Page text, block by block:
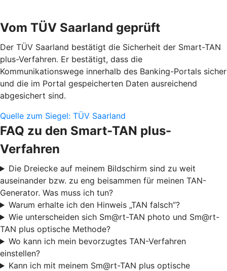
Vom TÜV Saarland geprüft
Der TÜV Saarland bestätigt die Sicherheit der Smart-TAN
plus-Verfahren. Er bestätigt, dass die
Kommunikationswege innerhalb des Banking-Portals sicher
und die im Portal gespeicherten Daten ausreichend
abgesichert sind.
Quelle zum Siegel: TÜV Saarland
FAQ zu den Smart-TAN plus-
Verfahren
Die Dreiecke auf meinem Bildschirm sind zu weit
auseinander bzw. zu eng beisammen für meinen TAN-
Generator. Was muss ich tun?
Warum erhalte ich den Hinweis „TAN falsch”?
Wie unterscheiden sich Sm@rt-TAN photo und Sm@rt-
TAN plus optische Methode?
Wo kann ich mein bevorzugtes TAN-Verfahren
einstellen?
Kann ich mit meinem Sm@rt-TAN plus optische